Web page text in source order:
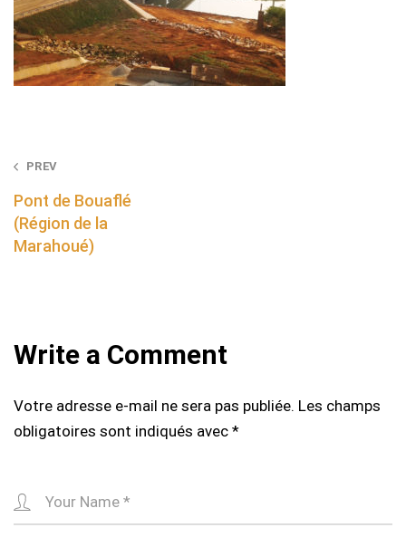
Post
navigation
PREV
Pont de Bouaflé
(Région de la
Marahoué)
Write a Comment
Votre adresse e-mail ne sera pas publiée. Les champs
obligatoires sont indiqués avec *